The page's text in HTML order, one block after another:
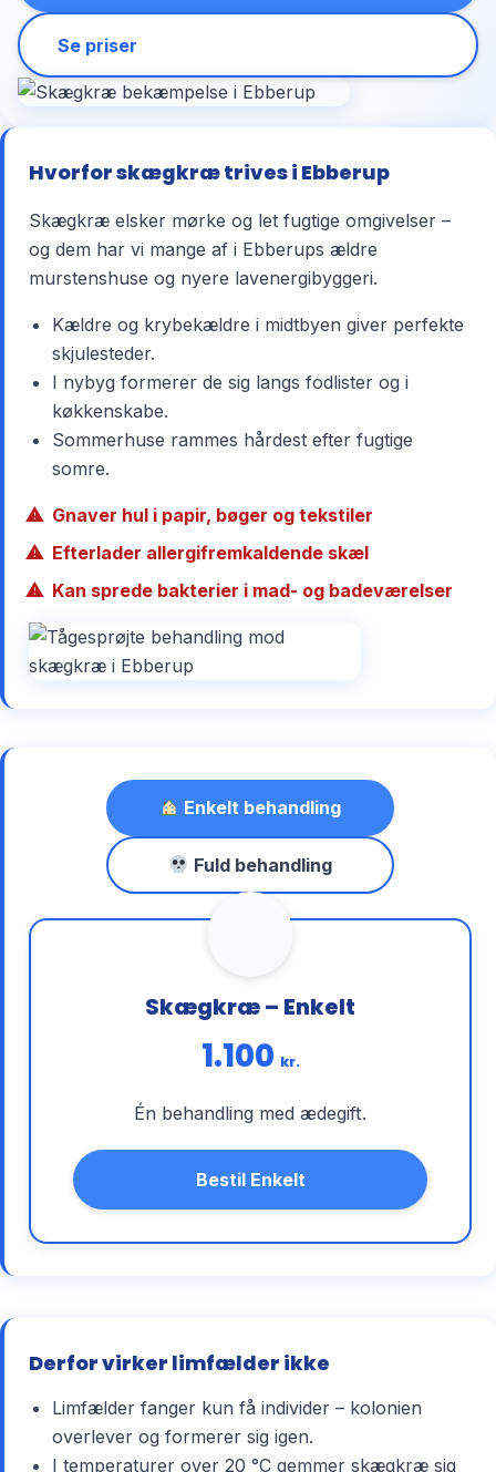
Se priser
Hvorfor skægkræ trives i Ebberup
Skægkræ elsker mørke og let fugtige omgivelser –
og dem har vi mange af i Ebberups ældre
murstenshuse og nyere lavenergibyggeri.
Kældre og krybekældre i midtbyen giver perfekte
skjulesteder.
I nybyg formerer de sig langs fodlister og i
køkkenskabe.
Sommerhuse rammes hårdest efter fugtige
somre.
Gnaver hul i papir, bøger og tekstiler
Efterlader allergifremkaldende skæl
Kan sprede bakterier i mad- og badeværelser
Enkelt behandling
Fuld behandling
Skægkræ – Enkelt
1.100 kr.
Én behandling med ædegift.
Bestil Enkelt
Derfor virker limfælder ikke
Limfælder fanger kun få individer – kolonien
overlever og formerer sig igen.
I temperaturer over 20 °C gemmer skægkræ sig